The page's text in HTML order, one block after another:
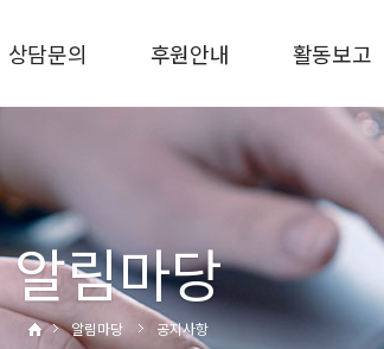
상담문의
비공개상담
자주하는질문
후원안내
후원신청
후원금사용결과
활동보고
상담통계
사업보고
활동사진
알림마당
알림마당 공지사항